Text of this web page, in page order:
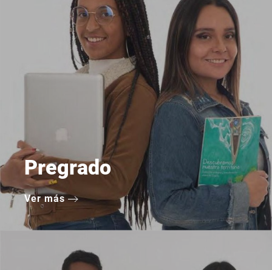
Pregrado
Ver más